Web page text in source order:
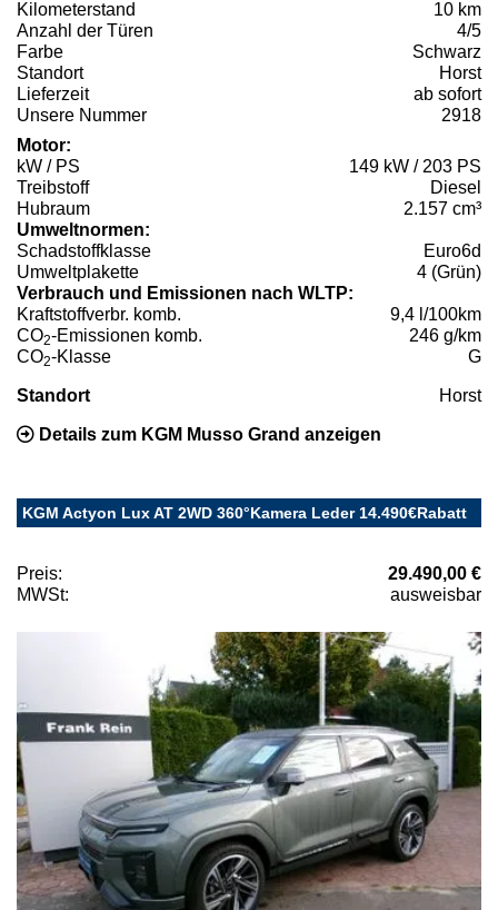
Kilometerstand
10 km
Anzahl der Türen
4/5
Farbe
Schwarz
Standort
Horst
Lieferzeit
ab sofort
Unsere Nummer
2918
Motor:
kW / PS
149 kW / 203 PS
Treibstoff
Diesel
Hubraum
2.157 cm³
Umweltnormen:
Schadstoffklasse
Euro6d
Umweltplakette
4 (Grün)
Verbrauch und Emissionen nach WLTP:
Kraftstoffverbr. komb.
9,4 l/100km
CO2-Emissionen komb.
246 g/km
CO2-Klasse G
Standort Horst
Details zum KGM Musso Grand anzeigen
KGM Actyon Lux AT 2WD 360°Kamera Leder 14.490€Rabatt
Preis:
29.490,00 €
MWSt:
ausweisbar